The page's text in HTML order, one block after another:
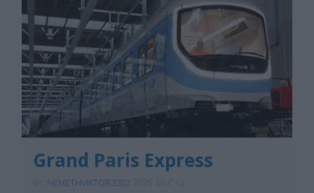
Grand Paris Express
NEMETHVIKTOR2002